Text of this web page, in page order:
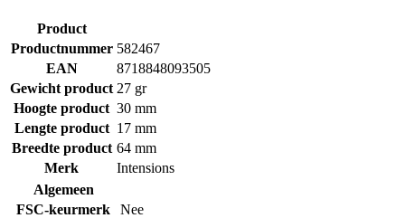
Product
Productnummer 582467
EAN
8718848093505
Gewicht product 27 gr
Hoogte product 30 mm
Lengte product 17 mm
Breedte product 64 mm
Merk
Intensions
Algemeen
FSC-keurmerk
Nee